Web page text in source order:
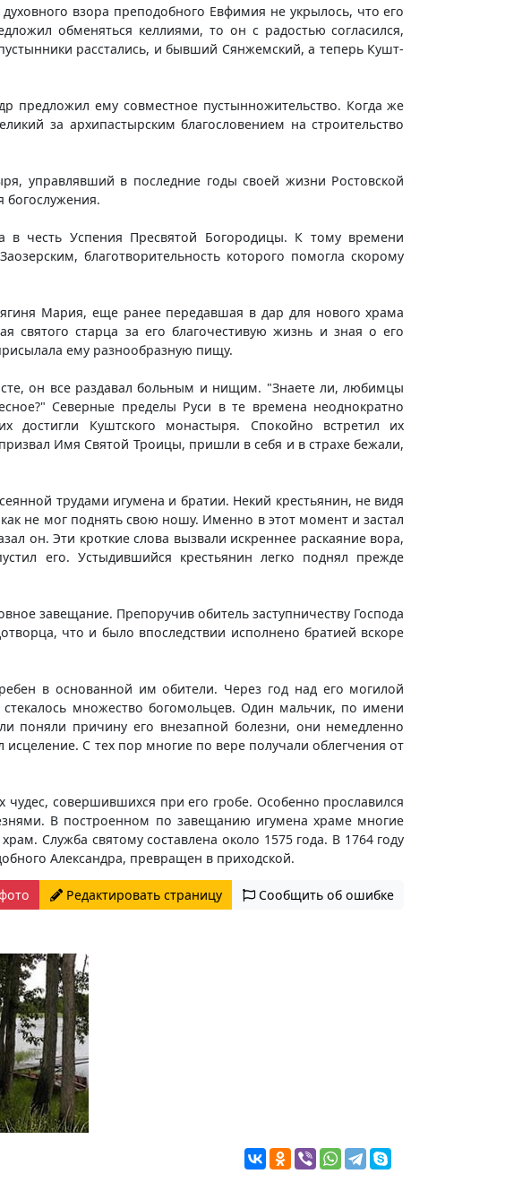
взора преподобного Евфимия не укрылось, что его
обменяться келлиями, то он с радостью согласился,
расстались, и бывший Сянжемский, а теперь Кушт-
ему совместное пустынножительство. Когда же
за архипастырским благословением на строительство
управлявший в последние годы своей жизни Ростовской
богослужения.
в честь Успения Пресвятой Богородицы. К тому времени
благотворительность которого помогла скорому
Мария, еще ранее передавшая в дар для нового храма
святого старца за его благочестивую жизнь и зная о его
ему разнообразную пищу.
он все раздавал больным и нищим. "Знаете ли, любимцы
Северные пределы Руси в те времена неоднократно
достигли Куштского монастыря. Спокойно встретил их
Имя Святой Троицы, пришли в себя и в страхе бежали,
трудами игумена и братии. Некий крестьянин, не видя
не мог поднять свою ношу. Именно в этот момент и застал
он. Эти кроткие слова вызвали искреннее раскаяние вора,
его. Устыдившийся крестьянин легко поднял прежде
завещание. Препоручив обитель заступничеству Господа
что и было впоследствии исполнено братией вскоре
в основанной им обители. Через год над его могилой
множество богомольцев. Один мальчик, по имени
поняли причину его внезапной болезни, они немедленно
С тех пор многие по вере получали облегчения от
совершившихся при его гробе. Особенно прославился
В построенном по завещанию игумена храме многие
Служба святому составлена около 1575 года. В 1764 году
Александра, превращен в приходской.
Редактировать страницу Сообщить об ошибке